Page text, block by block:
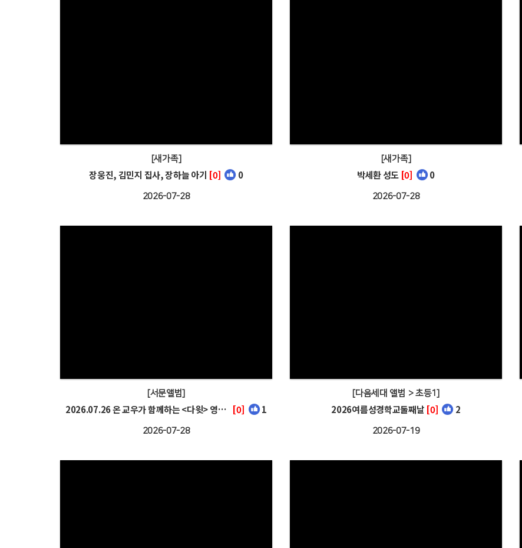
[새가족]
장웅진, 김민지 집사, 장하늘 아기 [0] 0
2026-07-28
[새가족]
박세환 성도 [0] 0
2026-07-28
[서문앨범]
2026.07.26 온 교우가 함께하는 <다윗> 영화관람 [0] 1
2026-07-28
[다음세대 앨범 > 초등1]
2026여름성경학교둘째날 [0] 2
2026-07-19